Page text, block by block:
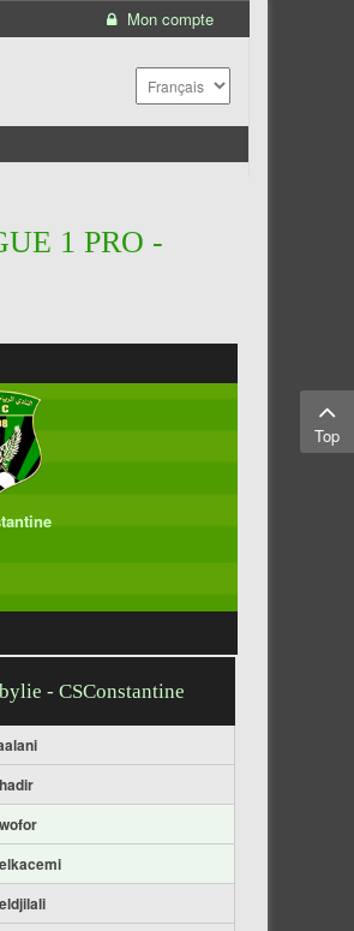
Mon compte
1 PRO -
- CSConstantine
Top